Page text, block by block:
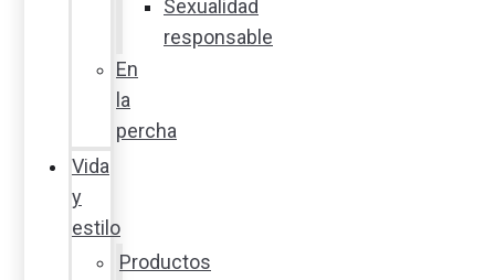
Sexualidad
responsable
En
la
percha
Vida
y
estilo
Productos